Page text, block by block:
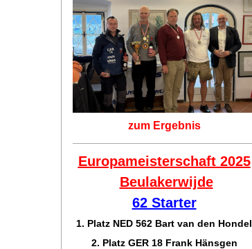
zum Ergebnis
Europameisterschaft 2025
Beulakerwijde
62 Starter
1. Platz NED 562 Bart van den Hondel
2. Platz GER 18 Frank Hänsgen